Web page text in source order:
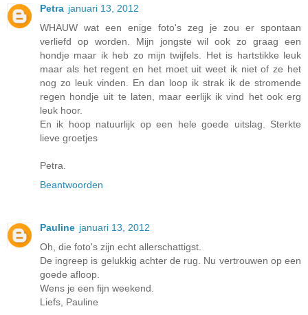
Petra januari 13, 2012
WHAUW wat een enige foto's zeg je zou er spontaan
verliefd op worden. Mijn jongste wil ook zo graag een
hondje maar ik heb zo mijn twijfels. Het is hartstikke leuk
maar als het regent en het moet uit weet ik niet of ze het
nog zo leuk vinden. En dan loop ik strak ik de stromende
regen hondje uit te laten, maar eerlijk ik vind het ook erg
leuk hoor.
En ik hoop natuurlijk op een hele goede uitslag. Sterkte
lieve groetjes
Petra.
Beantwoorden
Pauline januari 13, 2012
Oh, die foto's zijn echt allerschattigst.
De ingreep is gelukkig achter de rug. Nu vertrouwen op een
goede afloop.
Wens je een fijn weekend.
Liefs, Pauline